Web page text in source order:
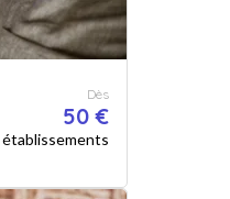
Dès
50 €
établissements